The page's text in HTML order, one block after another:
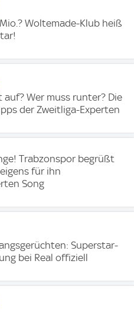
Woltemade-Klub heiß
auf? Wer muss runter? Die
der Zweitliga-Experten
Trabzonspor begrüßt
für ihn
Song
Superstar-
bei Real offiziell